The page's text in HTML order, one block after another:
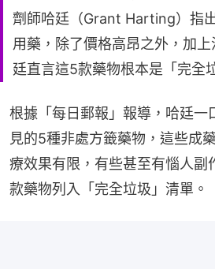
劑師哈廷（Grant Harting）指
用藥，除了價格高昂之外，加
廷直言這5款藥物根本是「完全
根據「每日郵報」報導，哈廷一
見的5種非處方籤藥物，這些成
療效果有限，有些甚至有惱人副
款藥物列入「完全垃圾」清單。